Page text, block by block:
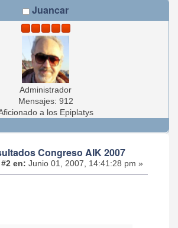
Juancar
Administrador
Mensajes: 912
a los Epiplatys
Congreso AIK 2007
en: Junio 01, 2007, 14:41:28 pm »